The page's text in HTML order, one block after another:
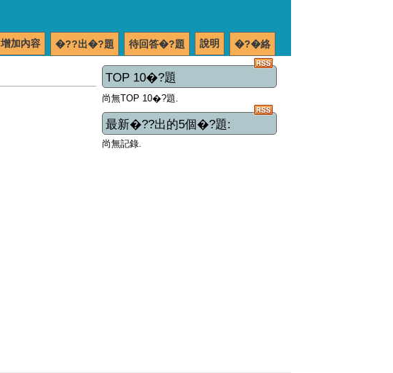
�?�絡
說明
待回答�?題
�??出�?題
增加內容
TOP 10�?題
尚無TOP 10�?題.
最新�??出的5個�?題:
尚無記錄.